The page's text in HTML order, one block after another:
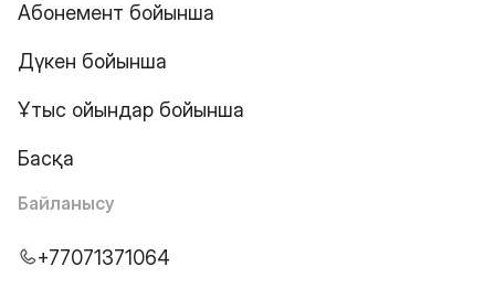
Абонемент бойынша
Дүкен бойынша
Ұтыс ойындар бойынша
Басқа
Байланысу
+77071371064